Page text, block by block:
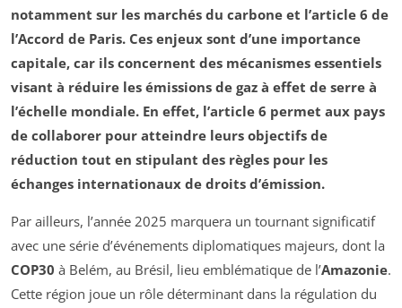
notamment sur les marchés du carbone et l’article 6 de
l’Accord de Paris. Ces enjeux sont d’une importance
capitale, car ils concernent des mécanismes essentiels
visant à réduire les émissions de gaz à effet de serre à
l’échelle mondiale. En effet, l’article 6 permet aux pays
de collaborer pour atteindre leurs objectifs de
réduction tout en stipulant des règles pour les
échanges internationaux de droits d’émission.
Par ailleurs, l’année 2025 marquera un tournant significatif
avec une série d’événements diplomatiques majeurs, dont la
COP30 à Belém, au Brésil, lieu emblématique de l’Amazonie.
Cette région joue un rôle déterminant dans la régulation du